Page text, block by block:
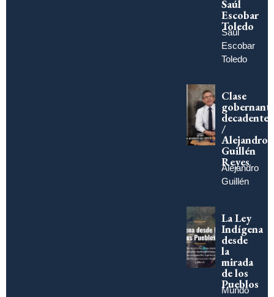
Saúl
Escobar
Toledo
Saúl
Escobar
Toledo
Clase
decadente
/
Alejandro
Guillén
Reyes
Alejandro
Guillén
La Ley
Indígena
desde
la
mirada
de los
Pueblos
Mundo